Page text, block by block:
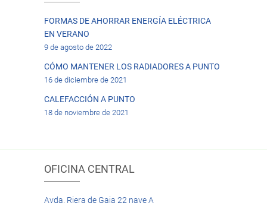
FORMAS DE AHORRAR ENERGÍA ELÉCTRICA
EN VERANO
9 de agosto de 2022
CÓMO MANTENER LOS RADIADORES A PUNTO
16 de diciembre de 2021
CALEFACCIÓN A PUNTO
18 de noviembre de 2021
OFICINA CENTRAL
Avda. Riera de Gaia 22 nave A